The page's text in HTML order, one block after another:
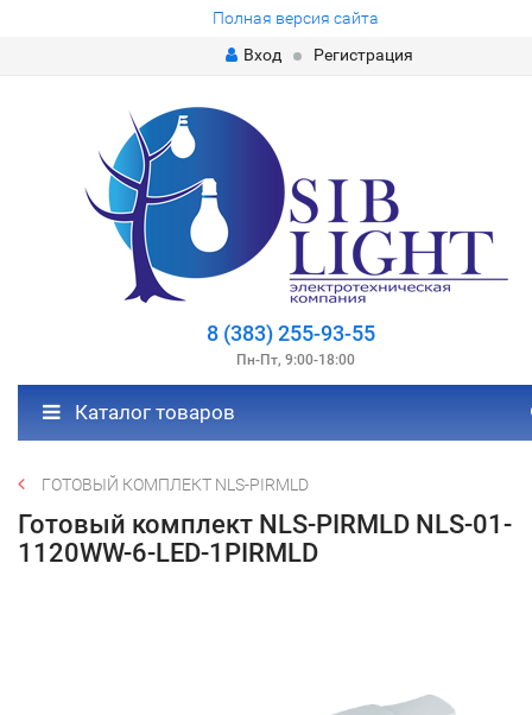
Полная версия сайта
Вход
Регистрация
8 (383) 255-93-55
Пн-Пт, 9:00-18:00
Каталог товаров
ГОТОВЫЙ КОМПЛЕКТ NLS-PIRMLD
Готовый комплект NLS-PIRMLD NLS-01-
1120WW-6-LED-1PIRMLD